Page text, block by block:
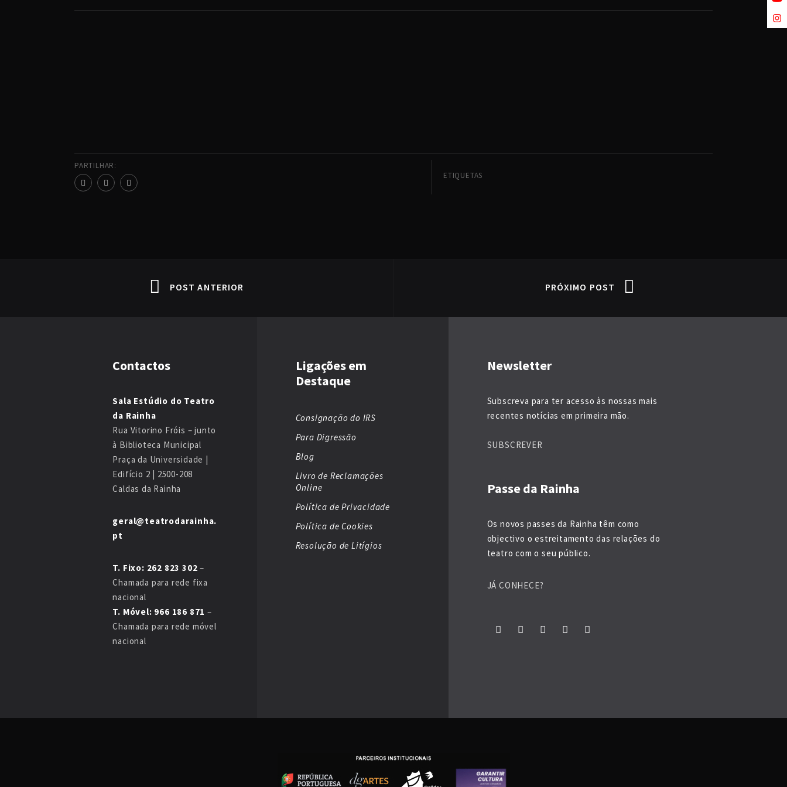
PARTILHAR:
ETIQUETAS
POST ANTERIOR PRÓXIMO POST
Contactos
Sala Estúdio do Teatro
da Rainha
Rua Vitorino Fróis – junto
à Biblioteca Municipal
Praça da Universidade |
Edifício 2 | 2500-208
Caldas da Rainha
geral@teatrodarainha.
pt
T. Fixo: 262 823 302 –
Chamada para rede fixa
nacional
T. Móvel: 966 186 871 –
Chamada para rede móvel
nacional
Ligações em
Destaque
Consignação do IRS
Para Digressão
Blog
Livro de Reclamações
Online
Política de Privacidade
Política de Cookies
Resolução de Litígios
Newsletter
Subscreva para ter acesso às nossas mais
recentes notícias em primeira mão.
SUBSCREVER
Passe da Rainha
Os novos passes da Rainha têm como
objectivo o estreitamento das relações do
teatro com o seu público.
JÁ CONHECE?